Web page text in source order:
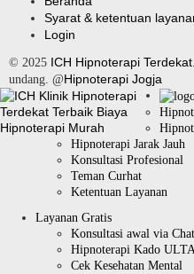
Syarat & ketentuan
Login
© 2025 ICH Hipnoterapi Terdekat
undang. @Hipnoterapi Jogja
Hipnoterapi Jarak Jauh
Konsultasi Profesional
Teman Curhat
Ketentuan Layanan
Layanan Gratis
Konsultasi awal via Chat
Hipnoterapi Kado
Cek Kesehatan Mental